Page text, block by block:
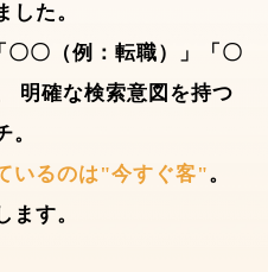
た。
〇（例：転職）」「〇
明確な検索意図を持つ
いるのは"今すぐ客"。
ます。